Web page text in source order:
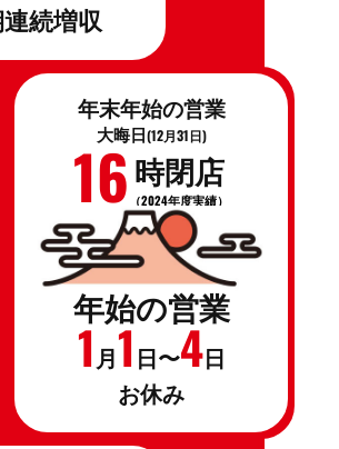
続増収
年末年始の営業
大晦日(12月31日)
16 時閉店
（2024年度実績）
年始の営業
1月1日〜4日
お休み